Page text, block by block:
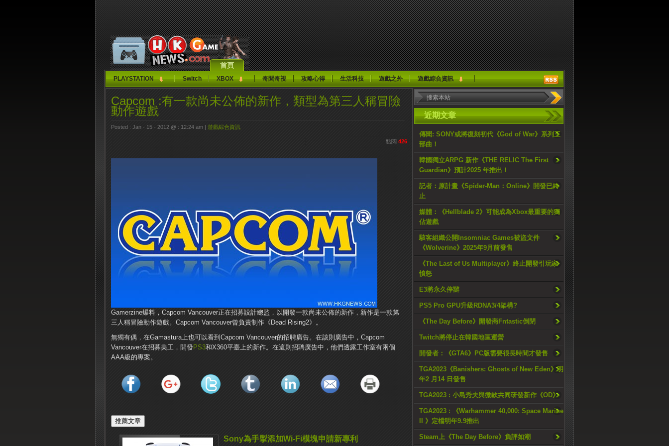
首頁
PLAYSTATION Switch XBOX 奇聞奇視 攻略心得 生活科技 遊戲之外 遊戲綜合資訊
近期文章
傳聞: SONY或將復刻初代《God of War》系列三
部曲！
韓國獨立ARPG 新作《THE RELIC The First
Guardian》預計2025 年推出！
記者：原計畫《Spider-Man：Online》開發已終
止
媒體：《Hellblade 2》可能成為Xbox最重要的獨
佔遊戲
駭客組織公開Insomniac Games被盜文件
《Wolverine》2025年9月前發售
《The Last of Us Multiplayer》終止開發引玩家
憤怒
E3將永久停辦
PS5 Pro GPU升級RDNA3/4架構?
《The Day Before》開發商Fntastic倒閉
Twitch將停止在韓國地區運營
開發者：《GTA6》PC版需要很長時間才發售
TGA2023《Banishers: Ghosts of New Eden》明
年2 月14 日發售
TGA2023 : 小島秀夫與微軟共同研發新作《OD》
TGA2023 : 《Warhammer 40,000: Space Marine
II 》定檔明年9.9推出
Steam上《The Day Before》負評如潮
Capcom :有一款尚未公佈的新作，類型為第三人稱冒險
動作遊戲
Posted : Jan - 15 - 2012 @ : 12:24 am | 遊戲綜合資訊
點閱 426
Gamerzine爆料，Capcom Vancouver正在招募設計總監，以開發一款尚未公佈的新作，新作是一款第
三人稱冒險動作遊戲。Capcom Vancouver曾負責制作《Dead Rising2》。
無獨有偶，在Gamastura上也可以看到Capcom Vancouver的招聘廣告。在該則廣告中，Capcom
Vancouver在招募美工，開發 PS3和X360平臺上的新作。在這則招聘廣告中，他們透露工作室有兩個
AAA級的專案。
Sony為手掣添加Wi-Fi模塊申請新專利